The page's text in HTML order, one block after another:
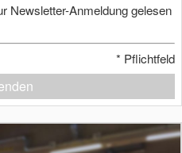
Newsletter-Anmeldung gelesen
* Pflichtfeld